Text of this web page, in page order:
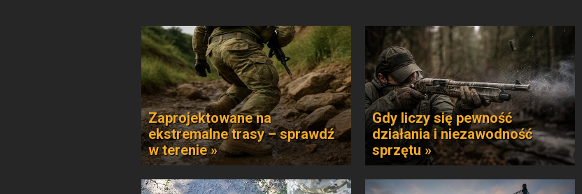
Zaprojektowane na
ekstremalne trasy – sprawdź
w terenie »
Gdy liczy się pewność
działania i niezawodność
sprzętu »